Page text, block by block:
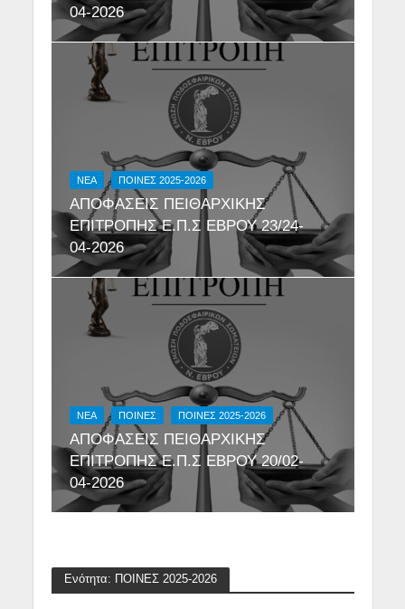
04-2026
NEA ΠΟΙΝΕΣ 2025-2026
ΑΠΟΦΑΣΕΙΣ ΠΕΙΘΑΡΧΙΚΗΣ
ΕΠΙΤΡΟΠΗΣ Ε.Π.Σ ΕΒΡΟΥ 23/24-
04-2026
NEA ΠΟΙΝΕΣ ΠΟΙΝΕΣ 2025-2026
ΑΠΟΦΑΣΕΙΣ ΠΕΙΘΑΡΧΙΚΗΣ
ΕΠΙΤΡΟΠΗΣ Ε.Π.Σ ΕΒΡΟΥ 20/02-
04-2026
Ενότητα: ΠΟΙΝΕΣ 2025-2026